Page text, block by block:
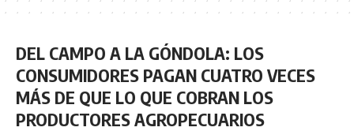
DEL CAMPO A LA GÓNDOLA: LOS
CONSUMIDORES PAGAN CUATRO VECES
MÁS DE QUE LO QUE COBRAN LOS
PRODUCTORES AGROPECUARIOS